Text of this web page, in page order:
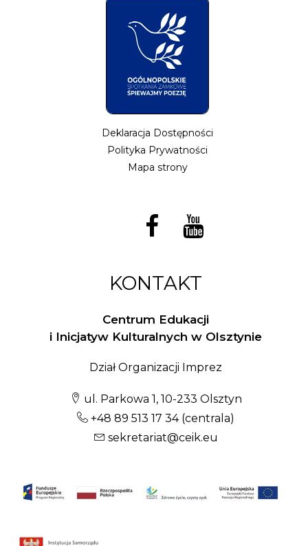
Deklaracja Dostępności
Polityka Prywatności
Mapa strony
KONTAKT
Centrum Edukacji
i Inicjatyw Kulturalnych w Olsztynie
Dział Organizacji Imprez
ul. Parkowa 1, 10-233 Olsztyn
+48 89 513 17 34(centrala)
sekretariat@ceik.eu